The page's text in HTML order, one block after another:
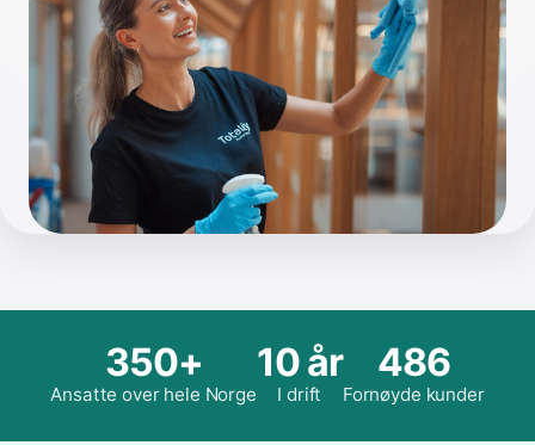
350+
Ansatte over hele Norge
10 år
I drift
486
Fornøyde kunder